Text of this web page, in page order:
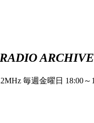
RADIO ARCHIVE